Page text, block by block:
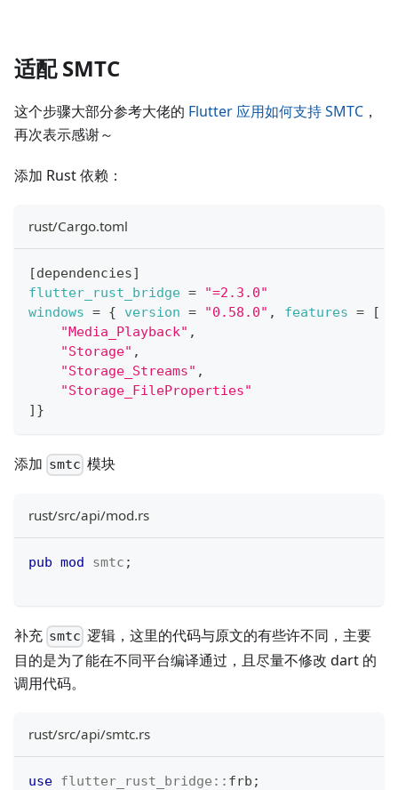
适配 SMTC
这个步骤大部分参考大佬的 Flutter 应用如何支持 SMTC ，
再次表示感谢～
添加 Rust 依赖：
rust/Cargo.toml
[dependencies]
flutter_rust_bridge =
"=2.3.0"
windows = { version = "0.58.0" , features =
[
"Media_Playback" ,
"Storage" ,
"Storage_Streams" ,
"Storage_FileProperties"
] }
添加 smtc 模块
rust/src/api/mod.rs
pub mod smtc ;
补充 smtc 逻辑，这里的代码与原文的有些许不同，主要
目的是为了能在不同平台编译通过，且尽量不修改 dart 的
调用代码。
rust/src/api/smtc.rs
use flutter_rust_bridge :: frb ;